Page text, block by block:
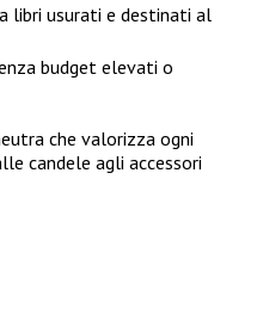
libri usurati e destinati al
budget elevati o
che valorizza ogni
candele agli accessori